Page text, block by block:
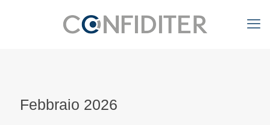
Febbraio 2026